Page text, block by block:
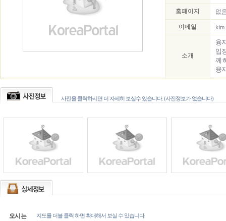
홈페이지 없
이메일
소개
융
입
께
융
사진을 클릭하시면 더 자세히 보실수 있습니다. (사진정보가 없습니다)
오시는 지도를 더블 클릭 하면 확대해서 보실 수 있습니다.